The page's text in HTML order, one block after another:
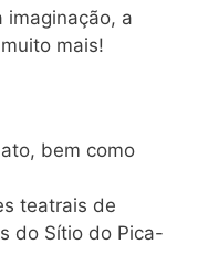
imaginação, a
mais!
bem como
teatrais de
do Sítio do Pica-